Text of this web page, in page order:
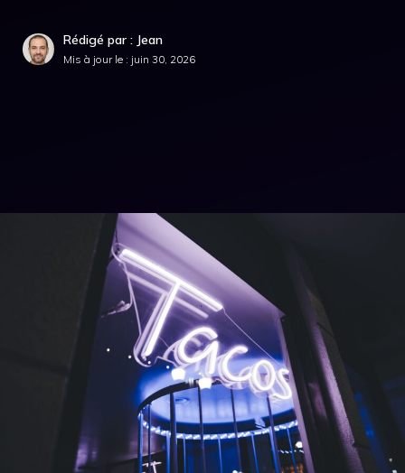
Rédigé par : Jean
Mis à jour le : juin 30, 2026